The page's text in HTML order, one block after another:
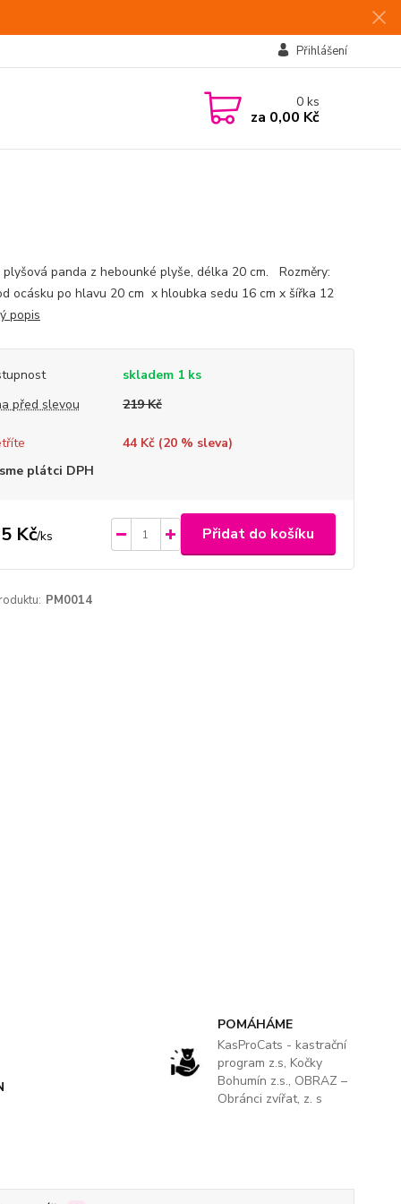
Přihlášení
0ks
za 0,00 Kč
plyšová panda z hebounké plyše, délka 20 cm. Rozměry:
ocásku po hlavu 20 cm x hloubka sedu 16 cm x šířka 12
popis
skladem 1 ks
před slevou
219 Kč
44 Kč (20% sleva)
plátci DPH
Kč/ks Přidat do košíku
PM0014
POMÁHÁME
KasProCats - kastrační
program z.s, Kočky
Bohumín z.s., OBRAZ –
Obránci zvířat, z. s